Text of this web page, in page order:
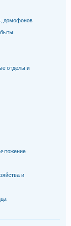
домофонов
отделы и
и